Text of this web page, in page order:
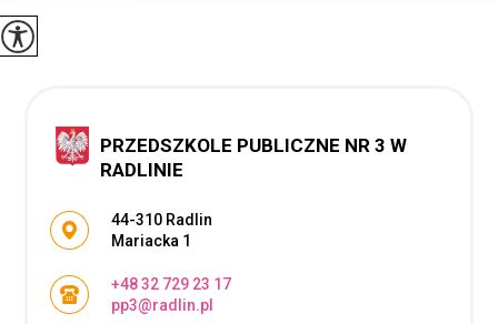
PRZEDSZKOLE PUBLICZNE NR 3 W
RADLINIE
Adres pocztowy:
44-310 Radlin
Mariacka 1
+48 32 729 23 17
pp3@radlin.pl